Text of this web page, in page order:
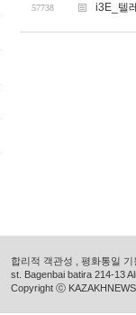
57738 i3E_텔
합리적 객관성 , 평화통일
st. Bagenbai batira 214-13
Copyright ⓒ